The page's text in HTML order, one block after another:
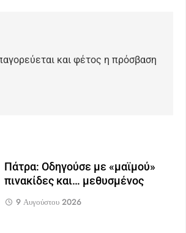
και φέτος η πρόσβαση
Πάτρα: Οδηγούσε με «μαϊμού»
πινακίδες και… μεθυσμένος
9 Αυγούστου 2026